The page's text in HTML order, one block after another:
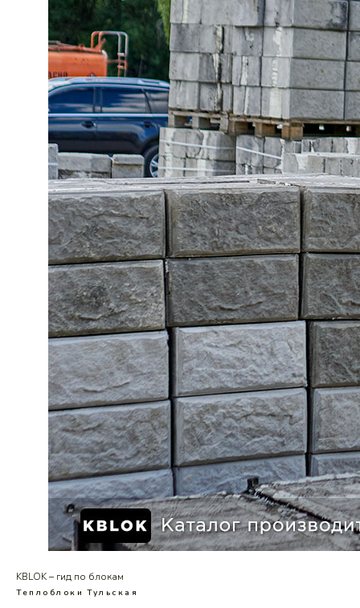
KBLOK – гид по блокам
Теплоблоки Тульская